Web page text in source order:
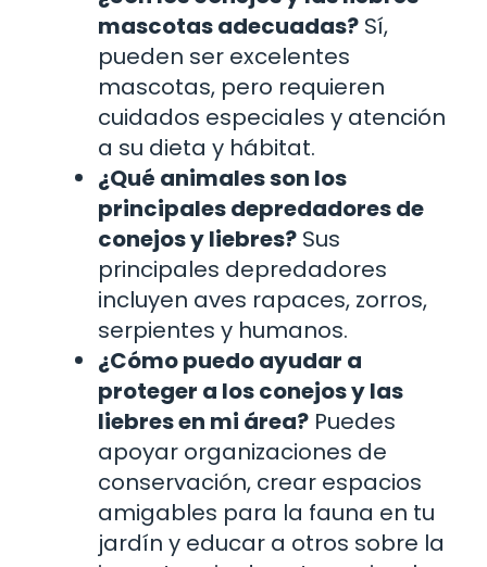
mascotas adecuadas? Sí,
pueden ser excelentes
mascotas, pero requieren
cuidados especiales y atención
a su dieta y hábitat.
¿Qué animales son los
principales depredadores de
conejos y liebres? Sus
principales depredadores
incluyen aves rapaces, zorros,
serpientes y humanos.
¿Cómo puedo ayudar a
proteger a los conejos y las
liebres en mi área? Puedes
apoyar organizaciones de
conservación, crear espacios
amigables para la fauna en tu
jardín y educar a otros sobre la